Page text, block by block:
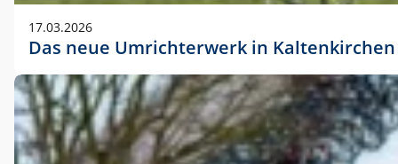
17.03.2026
Das neue Umrichterwerk in Kaltenkirchen